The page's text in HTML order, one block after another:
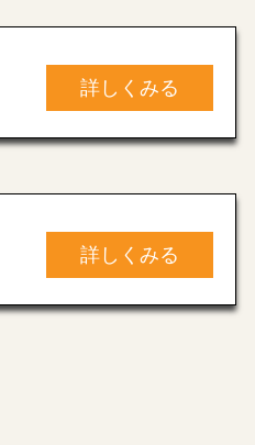
詳しくみる
詳しくみる